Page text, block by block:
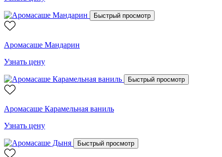
Быстрый просмотр
Аромасаше Мандарин
Узнать цену
Быстрый просмотр
Аромасаше Карамельная ваниль
Узнать цену
Быстрый просмотр